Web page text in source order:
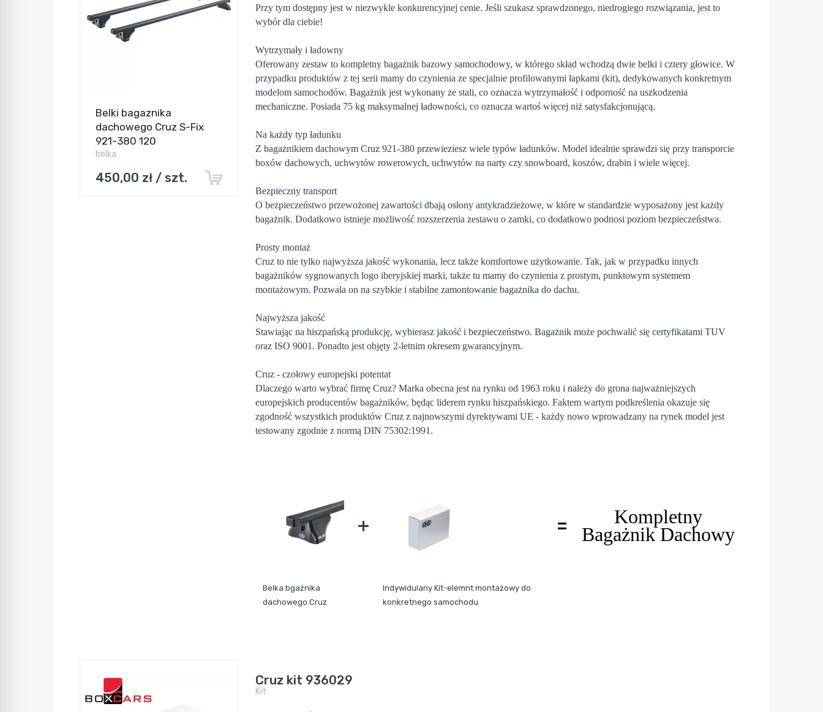
Belki bagaznika
dachowego Cruz S-Fix
921-380 120
belka
450,00 zł / szt.
Przy tym dostępny jest w niezwykle konkurencyjnej cenie. Jeśli szukasz sprawdzonego, niedrogiego rozwiązania, jest to
wybór dla ciebie!
Wytrzymały i ładowny
Oferowany zestaw to kompletny bagażnik bazowy samochodowy, w którego skład wchodzą dwie belki i cztery głowice. W
przypadku produktów z tej serii mamy do czynienia ze specjalnie profilowanymi łapkami (kit), dedykowanych konkretnym
modelom samochodów. Bagażnik jest wykonany ze stali, co oznacza wytrzymałość i odporność na uszkodzenia
mechaniczne. Posiada 75 kg maksymalnej ładowności, co oznacza wartoś więcej niż satysfakcjonującą.
Na każdy typ ładunku
Z bagażnikiem dachowym Cruz 921-380 przewieziesz wiele typów ładunków. Model idealnie sprawdzi się przy transporcie
boxów dachowych, uchwytów rowerowych, uchwytów na narty czy snowboard, koszów, drabin i wiele więcej.
Bezpieczny transport
O bezpieczeństwo przewożonej zawartości dbają osłony antykradzieżowe, w które w standardzie wyposażony jest każdy
bagażnik. Dodatkowo istnieje możliwość rozszerzenia zestawu o zamki, co dodatkowo podnosi poziom bezpieczeństwa.
Prosty montaż
Cruz to nie tylko najwyższa jakość wykonania, lecz także komfortowe użytkowanie. Tak, jak w przypadku innych
bagażników sygnowanych logo iberyjskiej marki, także tu mamy do czynienia z prostym, punktowym systemem
montażowym. Pozwala on na szybkie i stabilne zamontowanie bagażnika do dachu.
Najwyższa jakość
Stawiając na hiszpańską produkcję, wybierasz jakość i bezpieczeństwo. Bagażnik może pochwalić się certyfikatami TUV
oraz ISO 9001. Ponadto jest objęty 2-letnim okresem gwarancyjnym.
Cruz - czołowy europejski potentat
Dlaczego warto wybrać firmę Cruz? Marka obecna jest na rynku od 1963 roku i należy do grona najważniejszych
europejskich producentów bagażników, będąc liderem rynku hiszpańskiego. Faktem wartym podkreślenia okazuje się
zgodność wszystkich produktów Cruz z najnowszymi dyrektywami UE - każdy nowo wprowadzany na rynek model jest
testowany zgodnie z normą DIN 75302:1991.
+ =
Kompletny
Bagażnik Dachowy
Belka bgażnika
dachowego Cruz
Indywidulany Kit-elemnt montażowy do
konkretnego samochodu
Cruz kit 936029
Kit